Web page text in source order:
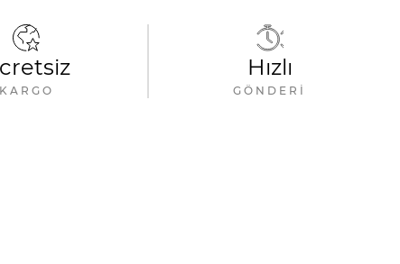
KARGO
Hızlı
GÖNDERI